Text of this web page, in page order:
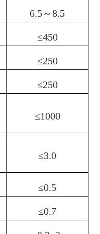
6.5～8.5
≤450
≤250
≤250
≤1000
≤3.0
≤0.5
≤0.7